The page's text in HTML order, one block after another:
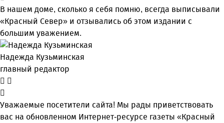
В нашем доме, сколько я себя помню, всегда выписывали
«Красный Север» и отзывались об этом издании с
большим уважением.
Надежда Кузьминская
главный редактор
Уважаемые посетители сайта! Мы рады приветствовать
вас на обновленном Интернет-ресурсе газеты «Красный